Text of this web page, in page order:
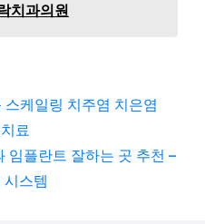
치과의원
케일링 치주염 치은염
료
임플란트 잘하는 곳 추천 –
스템